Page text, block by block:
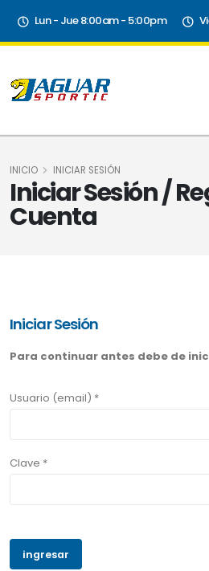
Lun - Jue 8:00am - 5:00pm
Iniciar Sesión /
Cuenta
INICIO INICIAR SESIÓN
Iniciar Sesión
Para continuar antes debe de
Usuario (email) *
Clave *